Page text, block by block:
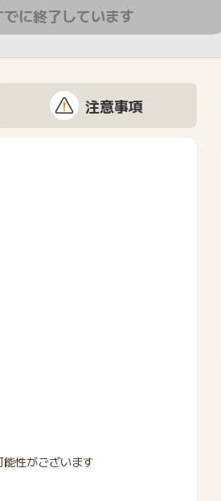
でに終了しています
注意事項
性がございます